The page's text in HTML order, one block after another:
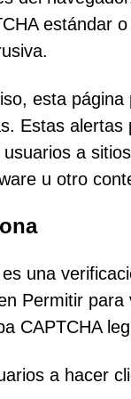
estándar
esta
Estas
a
u otro
una
Permitir
CAPTCHA
a hacer